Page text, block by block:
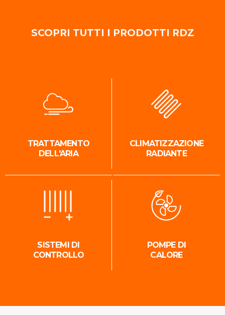
SCOPRI TUTTI I PRODOTTI RDZ
TRATTAMENTO
DELL'ARIA
CLIMATIZZAZIONE
RADIANTE
SISTEMI DI
CONTROLLO
POMPE DI
CALORE